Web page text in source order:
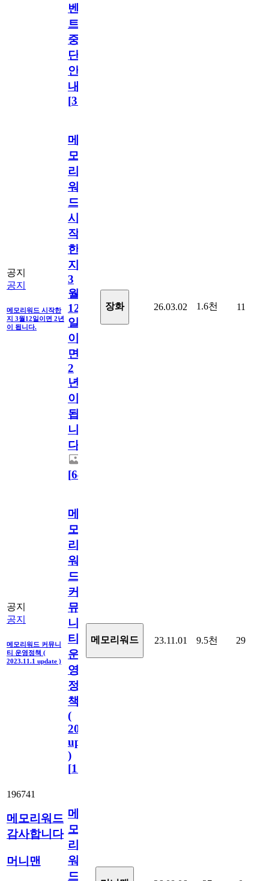
벤
트
중
단
안
내
[31
공지
공지
메모리워드 시작한
지 3월12일이면 2년
이 됩니다.
메
모
리
워
드
시
작
한
지
3
월
12
일
이
면
2
년
이
됩
니
다.
[64
장화 26.03.02 1.6천 11
공지
공지
메모리워드 커뮤니
티 운영정책 (
2023.11.1 update )
메
모
리
워
드
커
뮤
니
티
운
영
정
책
(
2023.11.1
update
)
[110
메모리워드 23.11.01 9.5천 29
196741
메모리워드
감사합니다
머니맨
메
모
리
워
드